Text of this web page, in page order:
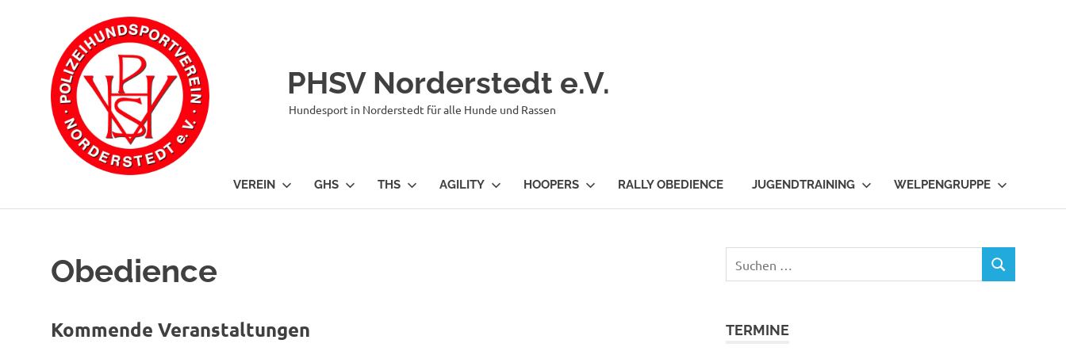
PHSV Norderstedt e.V.
Hundesport in Norderstedt für alle Hunde und Rassen
VEREIN GHS THS AGILITY HOOPERS RALLY OBEDIENCE JUGENDTRAINING WELPENGRUPPE
Obedience
Kommende Veranstaltungen
nach:
SUCHEN
TERMINE